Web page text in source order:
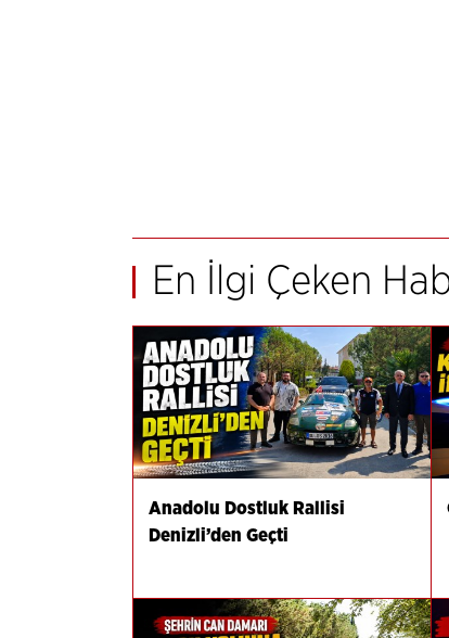
En İlgi Çeken
Anadolu Dostluk Rallisi
Denizli’den Geçti